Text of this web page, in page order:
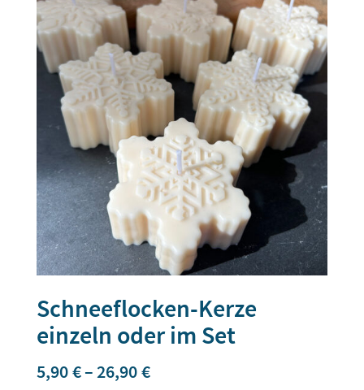
Schneeflocken-Kerze
einzeln oder im Set
5,90€– 26,90€